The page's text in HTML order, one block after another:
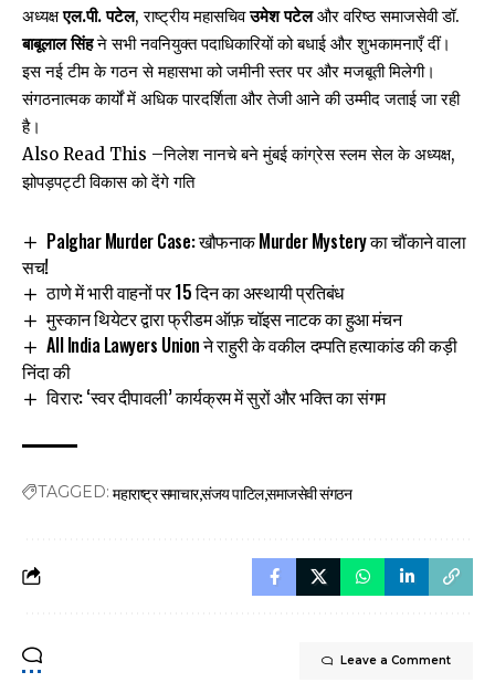
अध्यक्षएल.पी. पटेल, राष्ट्रीय महासचिवउमेश पटेलऔर वरिष्ठ समाजसेवी डॉ.
बाबूलाल सिंहने सभी नवनियुक्त पदाधिकारियों को बधाई और शुभकामनाएँ दीं।
इस नई टीम के गठन से महासभा को जमीनी स्तर पर और मजबूती मिलेगी।
संगठनात्मक कार्यों में अधिक पारदर्शिता और तेजी आने की उम्मीद जताई जा रही
है।
Also Read This –निलेश नानचे बने मुंबई कांग्रेस स्लम सेल के अध्यक्ष,
झोपड़पट्टी विकास को देंगे गति
Palghar Murder Case: खौफनाक Murder Mystery का चौंकाने वाला
सच!
ठाणे में भारी वाहनों पर 15 दिन का अस्थायी प्रतिबंध
मुस्कान थियेटर द्वारा फ्रीडम ऑफ़ चॉइस नाटक का हुआ मंचन
All India Lawyers Union ने राहुरी के वकील दम्पति हत्याकांड की कड़ी
निंदा की
विरार: ‘स्वर दीपावली’ कार्यक्रम में सुरों और भक्ति का संगम
TAGGED: महाराष्ट्र समाचारसंजय पाटिलसमाजसेवी संगठन
Leave a Comment